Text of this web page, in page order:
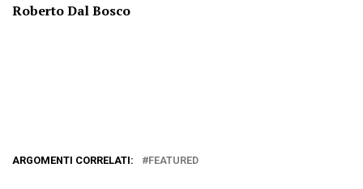
Roberto Dal Bosco
ARGOMENTI CORRELATI: FEATURED